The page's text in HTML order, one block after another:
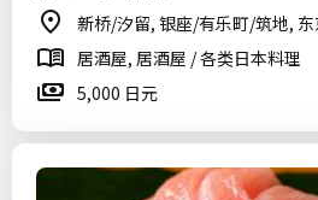
新桥/汐留, 银座/有乐町/筑地, 东
居酒屋, 居酒屋 / 各类日本料理
5,000 日元